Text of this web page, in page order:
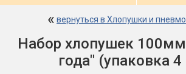
« вернуться в Хлопушки и
Набор хлопушек
года" (упаковка